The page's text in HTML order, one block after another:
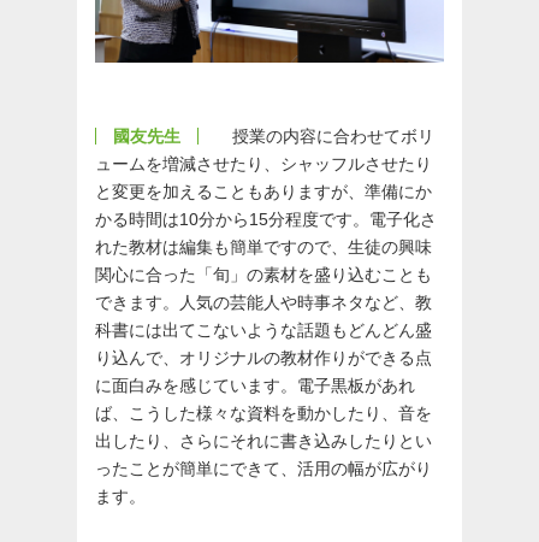
國友先生
授業の内容に合わせてボリ
ュームを増減させたり、シャッフルさせたり
と変更を加えることもありますが、準備にか
かる時間は10分から15分程度です。電子化さ
れた教材は編集も簡単ですので、生徒の興味
関心に合った「旬」の素材を盛り込むことも
できます。人気の芸能人や時事ネタなど、教
科書には出てこないような話題もどんどん盛
り込んで、オリジナルの教材作りができる点
に面白みを感じています。電子黒板があれ
ば、こうした様々な資料を動かしたり、音を
出したり、さらにそれに書き込みしたりとい
ったことが簡単にできて、活用の幅が広がり
ます。